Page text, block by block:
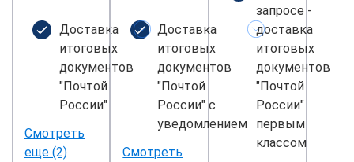
Доставка
итоговых
документов
"Почтой
России"
Смотреть
еще (2)
Доставка
итоговых
документов
"Почтой
России" с
уведомлением
Смотреть
запросе -
доставка
итоговых
документов
"Почтой
России"
первым
классом